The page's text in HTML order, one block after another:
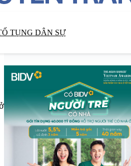
TỤNG DÂN SỰ